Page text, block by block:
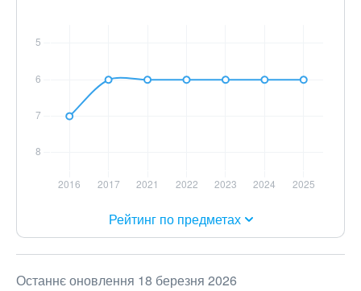
Рейтинг по предметах
Останнє оновлення 18 березня 2026